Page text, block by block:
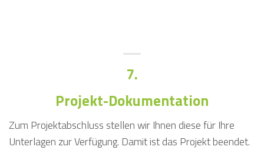
7.
Projekt-Dokumentation
Zum Projektabschluss stellen wir Ihnen diese für Ihre
Unterlagen zur Verfügung. Damit ist das Projekt beendet.